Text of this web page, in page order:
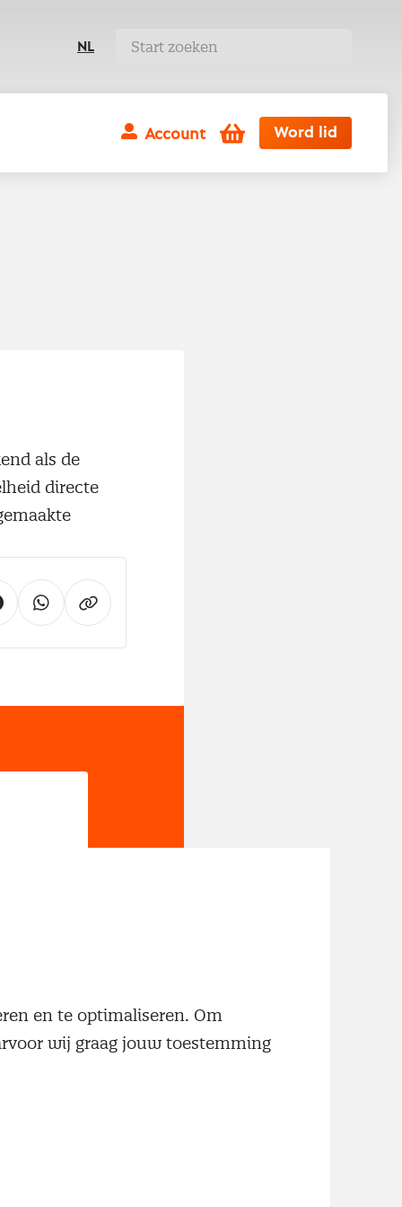
NL
Account Winkelwagen
Word lid
als de
directe
en te optimaliseren. Om
wij graag jouw toestemming